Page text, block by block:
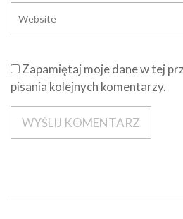
Zapamiętaj moje dane w tej
pisania kolejnych komentarzy.